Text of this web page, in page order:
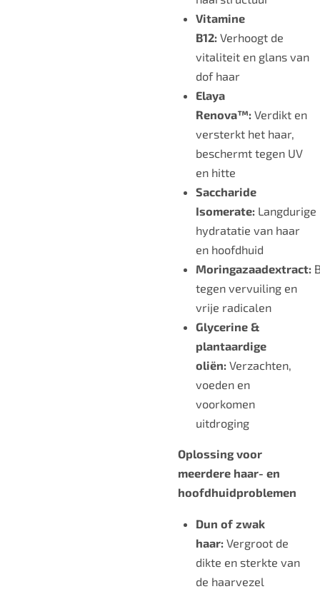
Vitamine
B12: Verhoogt de
vitaliteit en glans van
dof haar
Elaya
Renova™: Verdikt en
versterkt het haar,
beschermt tegen UV
en hitte
Saccharide
Isomerate: Langdurige
hydratatie van haar
en hoofdhuid
Moringazaadextract:
tegen vervuiling en
vrije radicalen
Glycerine &
plantaardige
oliën: Verzachten,
voeden en
voorkomen
uitdroging
Oplossing voor
meerdere haar- en
hoofdhuidproblemen
Dun of zwak
haar: Vergroot de
dikte en sterkte van
de haarvezel